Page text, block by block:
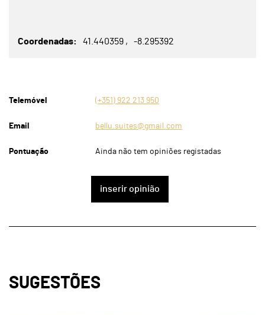
Coordenadas 41.440359 -8.295392
Telemóvel (+351) 922 213 950
Email bellu.suites@gmail.com
Pontuação Ainda não tem opiniões registadas
inserir opinião
SUGESTÕES